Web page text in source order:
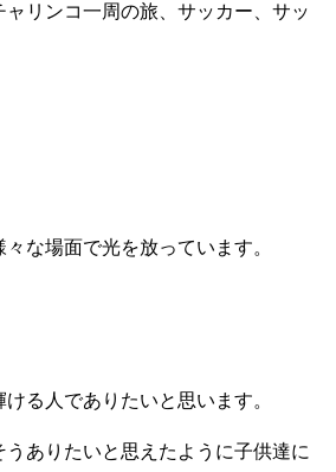
リンコ一周の旅、サッカー、サッ
な場面で光を放っています。
る人でありたいと思います。
ありたいと思えたように子供達に